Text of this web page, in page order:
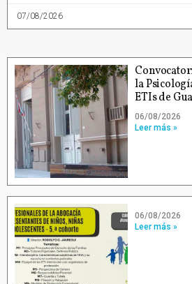
07/08/2026
la
ETIs de
06/08/2026
Leer más »
06/08/2026
Leer más »